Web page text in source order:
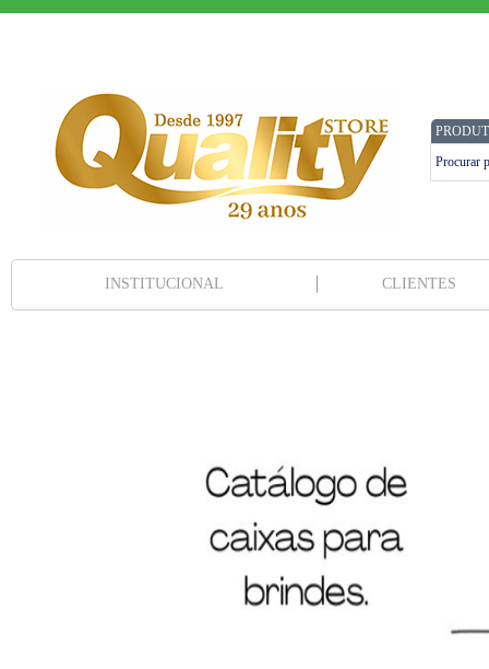
INSTITUCIONAL CLIENTES